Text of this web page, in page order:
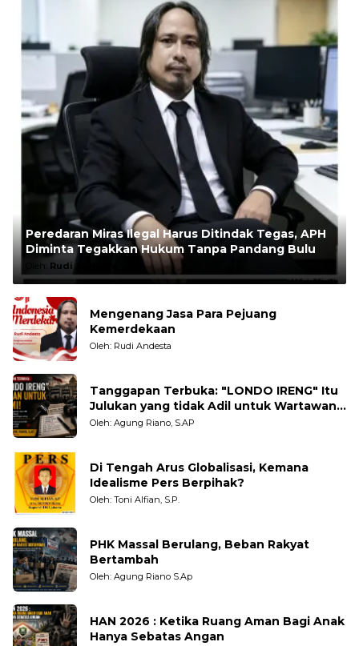
Peredaran Miras Ilegal Harus Ditindak Tegas, APH
Diminta Tegakkan Hukum Tanpa Pandang Bulu
Oleh: Rudi Andesta
Mengenang Jasa Para Pejuang
Kemerdekaan
Oleh: Rudi Andesta
Tanggapan Terbuka: "LONDO IRENG" Itu
Julukan yang tidak Adil untuk Wartawan,
Pengamat dan LSM
Oleh: Agung Riano, S.AP
Di Tengah Arus Globalisasi, Kemana
Idealisme Pers Berpihak?
Oleh: Toni Alfian, S.P.
PHK Massal Berulang, Beban Rakyat
Bertambah
Oleh: Agung Riano S.Ap
HAN 2026 : Ketika Ruang Aman Bagi Anak
Hanya Sebatas Angan